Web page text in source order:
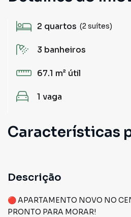
2 quartos (2 suítes)
3 banheiros
67.1 m² útil
1 vaga
Características
Descrição
🔴 APARTAMENTO NOVO NO CENTRO DE ATIBAIA -
PRONTO PARA MORAR!